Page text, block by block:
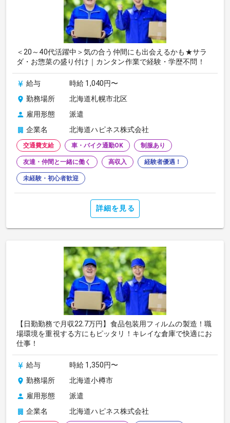
＜20～40代活躍中＞気の合う仲間にも出会えるかも★サラ
ダ・お惣菜の盛り付け｜カンタン作業で経験・学歴不問！
給与
時給 1,040円〜
勤務場所
北海道札幌市北区
雇用形態
派遣
企業名
北海道ハピネス株式会社
交通費支給 車・バイク通勤OK 制服あり
友達・仲間と一緒に働く 高収入 経験者優遇！
未経験・初心者歓迎
詳細を見る
【日勤勤務で月収22.7万円】食品包装用フィルムの製造！職
場環境を重視する方にもピッタリ！キレイな倉庫で快適にお
仕事！
給与
時給 1,350円〜
勤務場所
北海道小樽市
雇用形態
派遣
企業名
北海道ハピネス株式会社